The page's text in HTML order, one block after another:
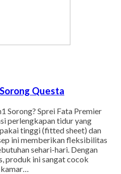
Questa
Sorong? Sprei Fata Premier
perlengkapan tidur yang
tinggi (fitted sheet) dan
ini memberikan fleksibilitas
sehari-hari. Dengan
produk ini sangat cocok